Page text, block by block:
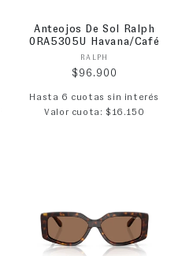
Anteojos De Sol Ralph
0RA5305U Havana/Café
Proveedor:
RALPH
Precio habitual
$96.900
Hasta 6 cuotas sin interés
Valor cuota: $16.150